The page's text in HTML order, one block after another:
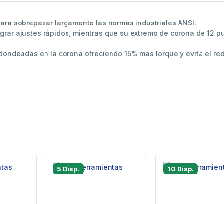
sobrepasar largamente las normas industriales ANSI.
ajustes rápidos, mientras que su extremo de corona de 12
en la corona ofreciendo 15% mas torque y evita el
5 Disp. 10 Disp.